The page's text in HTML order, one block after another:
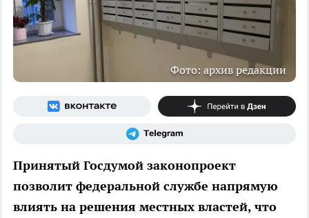
Фото: архив редакции
Принятый Госдумой законопроект
позволит федеральной службе напрямую
влиять на решения местных властей, что